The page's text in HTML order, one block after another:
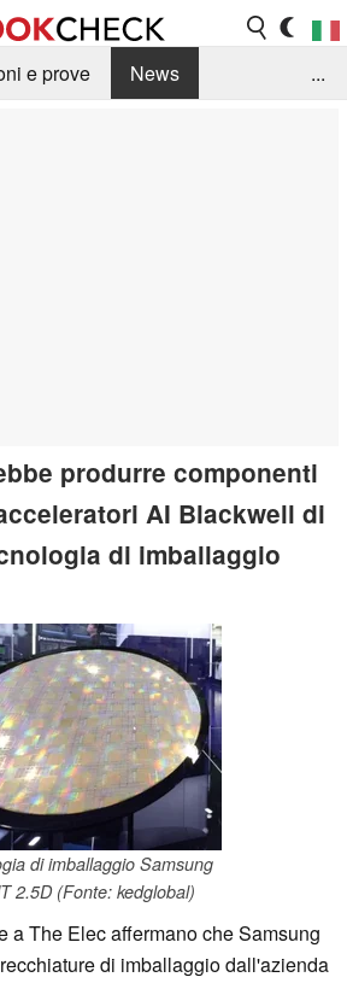
e prove
News
...
produrre componenti
AI Blackwell di
di imballaggio
di imballaggio Samsung
2.5D (Fonte: kedglobal)
a The Elec affermano che Samsung
di imballaggio dall'azienda